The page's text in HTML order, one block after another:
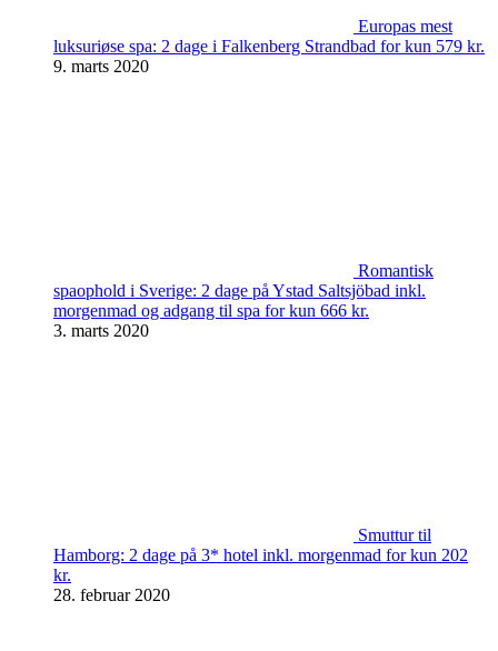
Europas mest
luksuriøse spa: 2 dage i Falkenberg Strandbad for kun 579 kr.
9. marts 2020
Romantisk
spaophold i Sverige: 2 dage på Ystad Saltsjöbad inkl.
morgenmad og adgang til spa for kun 666 kr.
3. marts 2020
Smuttur til
Hamborg: 2 dage på 3* hotel inkl. morgenmad for kun 202
kr.
28. februar 2020